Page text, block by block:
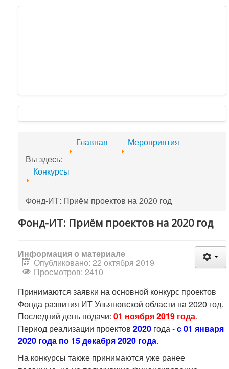
Вы здесь:
Главная Мероприятия
Конкурсы
Фонд-ИТ: Приём проектов на 2020 год
Фонд-ИТ: Приём проектов на 2020 год
Информация о материале
Опубликовано: 22 октября 2019
Просмотров: 2410
Принимаются заявки на основной конкурс проектов
Фонда развития ИТ Ульяновской области на 2020 год.
Последний день подачи: 01 ноября 2019 года.
Период реализации проектов 2020 года -с 01 января
2020 года по 15 декабря 2020 года.
На конкурсы также принимаются уже ранее